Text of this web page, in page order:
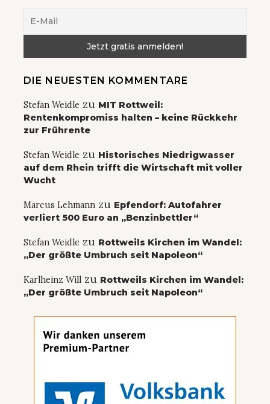
DIE NEUESTEN KOMMENTARE
Stefan Weidle zu MIT Rottweil:
Rentenkompromiss halten – keine Rückkehr
zur Frührente
Stefan Weidle zu Historisches Niedrigwasser
auf dem Rhein trifft die Wirtschaft mit voller
Wucht
Marcus Lehmann zu Epfendorf: Autofahrer
verliert 500 Euro an „Benzinbettler“
Stefan Weidle zu Rottweils Kirchen im Wandel:
„Der größte Umbruch seit Napoleon“
Karlheinz Will zu Rottweils Kirchen im Wandel:
„Der größte Umbruch seit Napoleon“